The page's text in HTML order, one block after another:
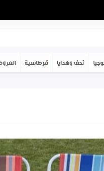
تحف وهدايا قرطاسية